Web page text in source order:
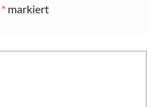
* markiert